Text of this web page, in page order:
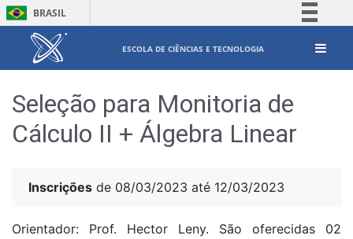
BRASIL
Acesso à informação
Legislação
ESCOLA DE CIÊNCIAS E TECNOLOGIA
Seleção para Monitoria de
Cálculo II + Álgebra Linear
Inscrições de 08/03/2023 até 12/03/2023
Orientador: Prof. Hector Leny. São oferecidas 02